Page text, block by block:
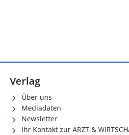
Verlag
Über uns
Mediadaten
Newsletter
Ihr Kontakt zur ARZT &